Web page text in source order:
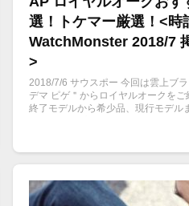
選！トケマー厳選！<時
WatchMonster 2018/7
>
2018/7/6 サウスポー 今回は雲上ブ
デマ ピゲ＂からロイヤルオークをご
終了モデルから希少品、現行モデル